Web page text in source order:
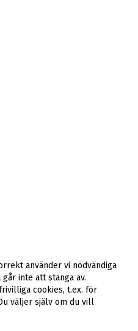
använder vi nödvändiga
inte att stänga av.
cookies, t.ex. för
väljer själv om du vill